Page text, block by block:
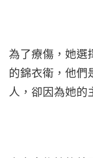
為了療傷，她選
的錦衣衛，他們
人，卻因為她的